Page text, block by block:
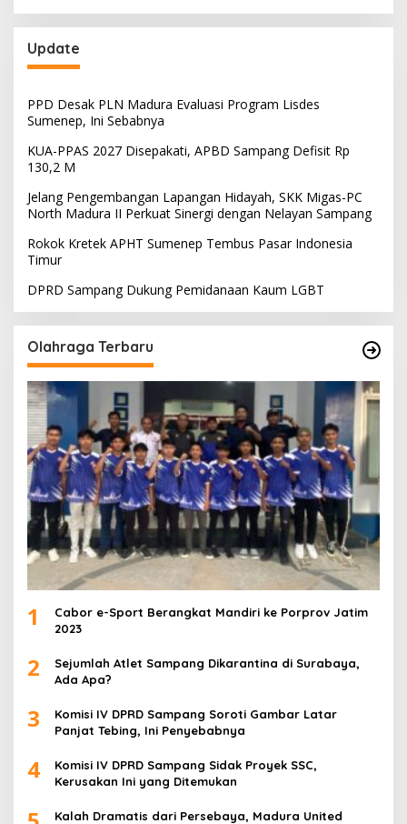
Update
PPD Desak PLN Madura Evaluasi Program Lisdes
Sumenep, Ini Sebabnya
KUA-PPAS 2027 Disepakati, APBD Sampang Defisit Rp
130,2 M
Jelang Pengembangan Lapangan Hidayah, SKK Migas-PC
North Madura II Perkuat Sinergi dengan Nelayan Sampang
Rokok Kretek APHT Sumenep Tembus Pasar Indonesia
Timur
DPRD Sampang Dukung Pemidanaan Kaum LGBT
Olahraga Terbaru
1
Cabor e-Sport Berangkat Mandiri ke Porprov Jatim
2023
2
Sejumlah Atlet Sampang Dikarantina di Surabaya,
Ada Apa?
3
Komisi IV DPRD Sampang Soroti Gambar Latar
Panjat Tebing, Ini Penyebabnya
4
Komisi IV DPRD Sampang Sidak Proyek SSC,
Kerusakan Ini yang Ditemukan
Kalah Dramatis dari Persebaya, Madura United